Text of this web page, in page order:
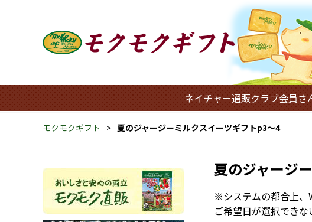
ネイチャー通販クラブ会員さ
モクモクギフト 夏のジャージーミルクスイーツギフトp3～4
夏のジャージ
※システムの都合上、
ご希望日が選択できな